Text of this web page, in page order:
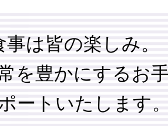
は皆の楽しみ。
を豊かにするお
ートいたします。